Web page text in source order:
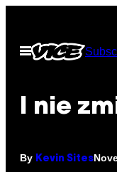
content
Open
Menu
I nie
By Kevin Sites